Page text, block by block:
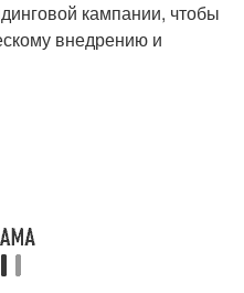
кампании, чтобы
внедрению и